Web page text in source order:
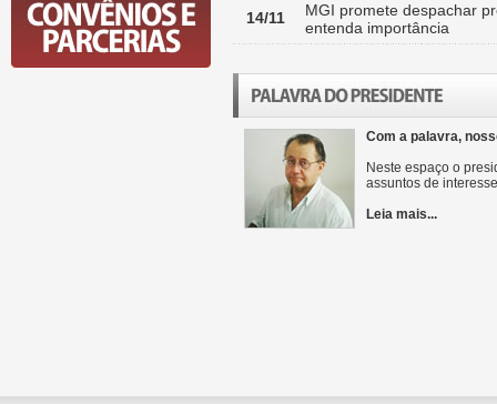
14/11
MGI promete despachar
entenda importância
Com a palavra,
Neste espaço o
assuntos de
Leia mais...